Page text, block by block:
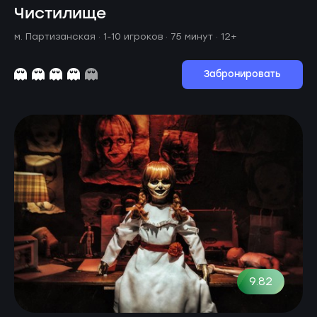
Чистилище
м. Партизанская · 1-10 игроков · 75 минут · 12+
Забронировать
9.82